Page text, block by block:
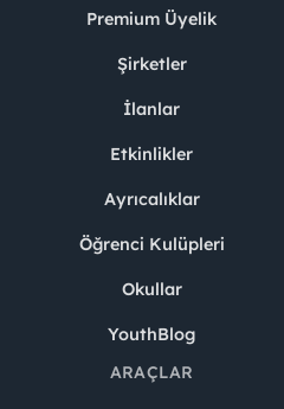
Premium Üyelik
Şirketler
İlanlar
Etkinlikler
Ayrıcalıklar
Öğrenci Kulüpleri
Okullar
YouthBlog
ARAÇLAR